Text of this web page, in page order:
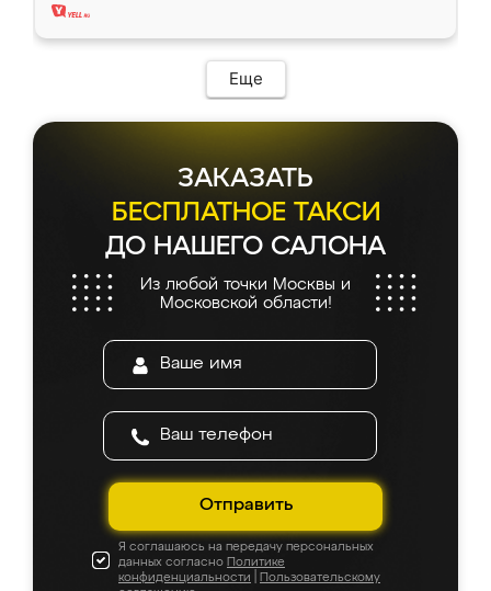
Еще
ЗАКАЗАТЬ
БЕСПЛАТНОЕ ТАКСИ
ДО НАШЕГО САЛОНА
Из любой точки Москвы и
Московской области!
Отправить
Я соглашаюсь на передачу персональных
данных согласно Политике
конфиденциальности
Пользовательскому